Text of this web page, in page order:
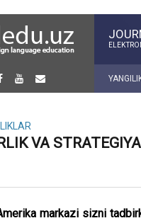
VA
markazi sizni